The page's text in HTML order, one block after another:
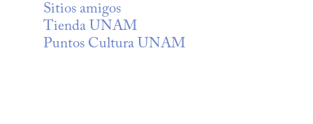
Sitios amigos
Tienda UNAM
Puntos Cultura UNAM